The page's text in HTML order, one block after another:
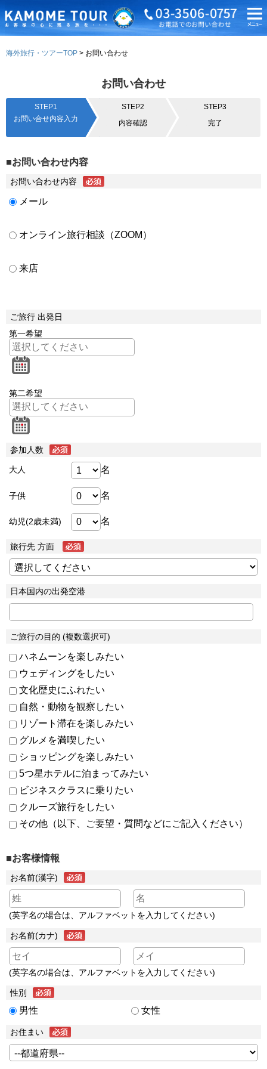
海外旅行・ツアーTOP お問い合わせ
お問い合わせ
STEP1
お問い合せ内容入力
STEP2
内容確認
STEP3
完了
■お問い合わせ内容
お問い合わせ内容
メール
オンライン旅行相談（ZOOM）
来店
ご旅行 出発日
第一希望
第二希望
参加人数
大人 名
子供 名
幼児(2歳未満) 名
旅行先 方面
日本国内の出発空港
ご旅行の目的 (複数選択可)
ハネムーンを楽しみたい
ウェディングをしたい
文化歴史にふれたい
自然・動物を観察したい
リゾート滞在を楽しみたい
グルメを満喫したい
ショッピングを楽しみたい
5つ星ホテルに泊まってみたい
ビジネスクラスに乗りたい
クルーズ旅行をしたい
その他（以下、ご要望・質問などにご記入ください）
■お客様情報
お名前(漢字)
(英字名の場合は、アルファベットを入力してください)
お名前(カナ)
(英字名の場合は、アルファベットを入力してください)
性別
男性 女性
お住まい